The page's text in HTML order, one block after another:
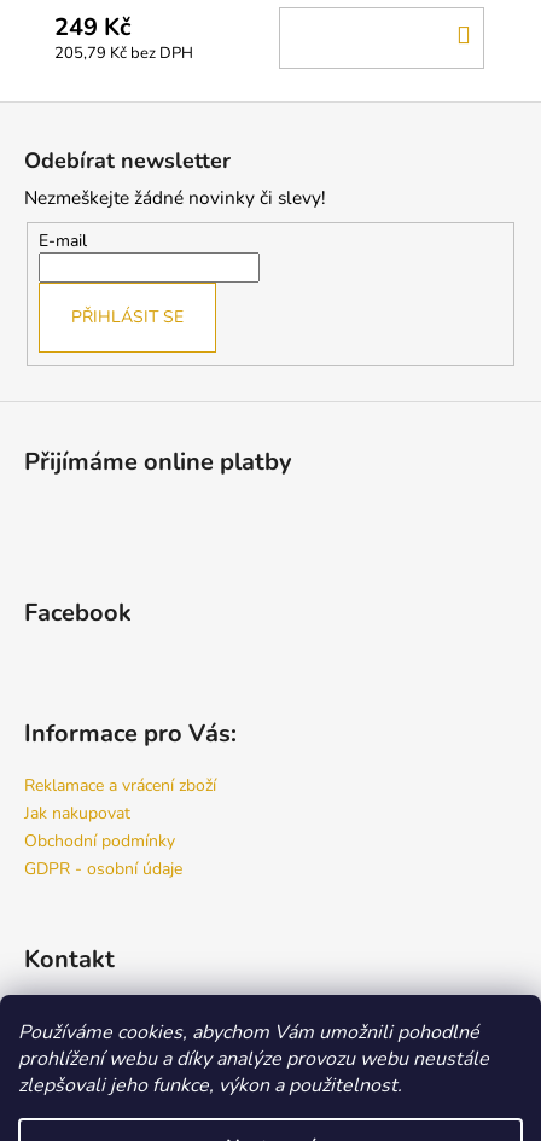
Používáme cookies, abychom Vám umožnili pohodlné
prohlížení webu a díky analýze provozu webu neustále
zlepšovali jeho funkce, výkon a použitelnost.
249 Kč
205,79 Kč bez DPH
Odebírat newsletter
Nezmeškejte žádné novinky či slevy!
E-mail
PŘIHLÁSIT SE
Přijímáme online platby
Facebook
Informace pro Vás:
Reklamace a vrácení zboží
Jak nakupovat
Obchodní podmínky
GDPR - osobní údaje
Kontakt
777 444 460
777 444 470
Náš FACEBOOK